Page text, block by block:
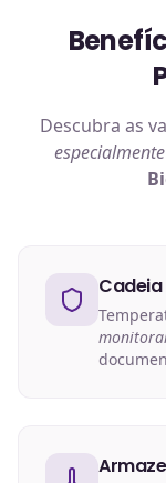
Descubra as
Cadeia